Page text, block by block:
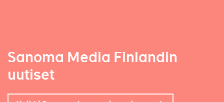
Sanoma Media Finlandin
uutiset